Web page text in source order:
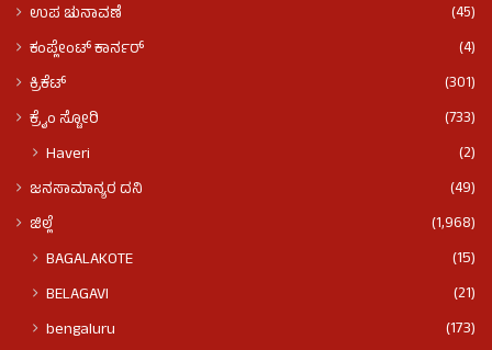
ಉಪ ಚುನಾವಣೆ
(45)
ಕಂಪ್ಲೇಂಟ್ ಕಾರ್ನರ್
(4)
ಕ್ರಿಕೆಟ್
(301)
ಕ್ರೈಂ ಸ್ಟೋರಿ
(733)
Haveri (2)
ಜನಸಾಮಾನ್ಯರ ದನಿ
(49)
ಜಿಲ್ಲೆ
(1,968)
BAGALAKOTE
(15)
BELAGAVI
(21)
bengaluru
(173)